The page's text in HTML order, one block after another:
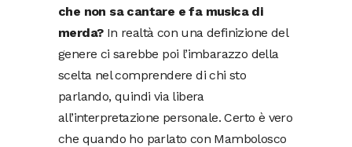
che non sa cantare e fa musica di
merda?In realtà con una definizione del
genere ci sarebbe poi l’imbarazzo della
scelta nel comprendere di chi sto
parlando, quindi via libera
all’interpretazione personale. Certo è vero
che quando ho parlato con Mambolosco